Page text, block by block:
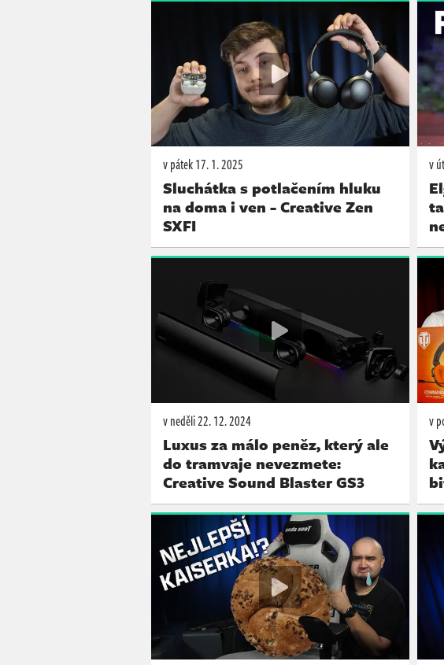
v pátek17. 1. 2025
Sluchátka s potlačením hluku
na doma i ven - Creative Zen
SXFI
v
v neděli22. 12. 2024
Luxus za málo peněz, který ale
do tramvaje nevezmete:
Creative Sound Blaster GS3
v